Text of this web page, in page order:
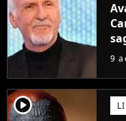
9
player2